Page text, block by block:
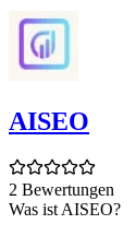
AISEO
2 Bewertungen
Was ist AISEO?